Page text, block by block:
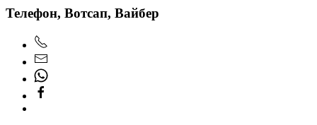
Телефон, Вотсап, Вайбер